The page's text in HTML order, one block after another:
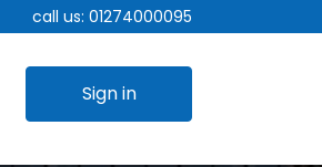
call us: 01274000095
Sign in